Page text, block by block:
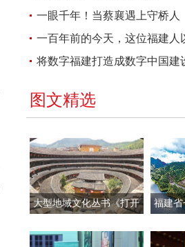
一眼千年！当蔡襄遇上守桥人
一百年前的今天，这位福建人
报
将数字福建打造成数字中国建
图文精选
大型地域文化丛书《打开
福建